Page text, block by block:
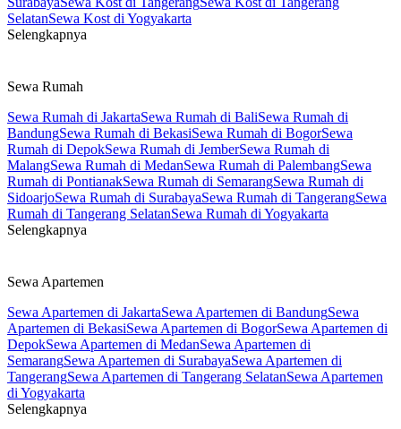
SelatanSewa Kost di Yogyakarta
Selengkapnya
Sewa Rumah
Sewa Rumah di JakartaSewa Rumah di BaliSewa Rumah di
BandungSewa Rumah di BekasiSewa Rumah di BogorSewa
Rumah di DepokSewa Rumah di JemberSewa Rumah di
MalangSewa Rumah di MedanSewa Rumah di PalembangSewa
Rumah di PontianakSewa Rumah di SemarangSewa Rumah di
SidoarjoSewa Rumah di SurabayaSewa Rumah di TangerangSewa
Rumah di Tangerang SelatanSewa Rumah di Yogyakarta
Selengkapnya
Sewa Apartemen
Sewa Apartemen di JakartaSewa Apartemen di BandungSewa
Apartemen di BekasiSewa Apartemen di BogorSewa Apartemen di
DepokSewa Apartemen di MedanSewa Apartemen di
SemarangSewa Apartemen di SurabayaSewa Apartemen di
TangerangSewa Apartemen di Tangerang SelatanSewa Apartemen
di Yogyakarta
Selengkapnya